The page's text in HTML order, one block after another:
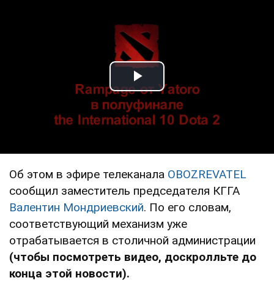
Play Video
Об этом в эфире телеканала OBOZREVATEL
сообщил заместитель председателя КГГА
Валентин Мондриевский. По его словам,
соответствующий механизм уже
отрабатывается в столичной администрации
(чтобы посмотреть видео, доскролльте до
конца этой новости).